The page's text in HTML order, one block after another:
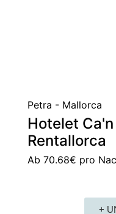
Petra - Mallorca
Hotelet
Rentallorca
Ab 70.68€ pro
+